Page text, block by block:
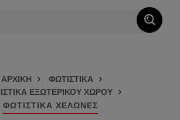
ΑΡΧΙΚΗ
ΦΩΤΙΣΤΙΚΑ
ΕΞΩΤΕΡΙΚΟΥ ΧΩΡΟΥ
ΦΩΤΙΣΤΙΚΑ ΧΕΛΩΝΕΣ